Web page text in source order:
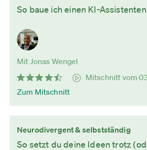
So baue ich einen KI-Assistenten
Mit Jonas Wengel
Mitschnitt vom
Zum Mitschnitt
Neurodivergent & selbstständig
So setzt du deine Ideen trotz